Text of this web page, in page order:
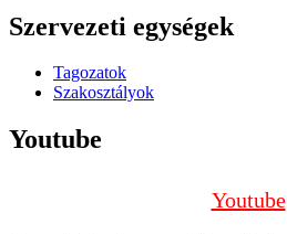
Szervezeti egységek
Tagozatok
Szakosztályok
Youtube
Youtube